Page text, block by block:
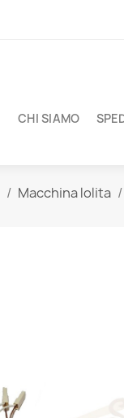
CHI SIAMO
Macchina lolita